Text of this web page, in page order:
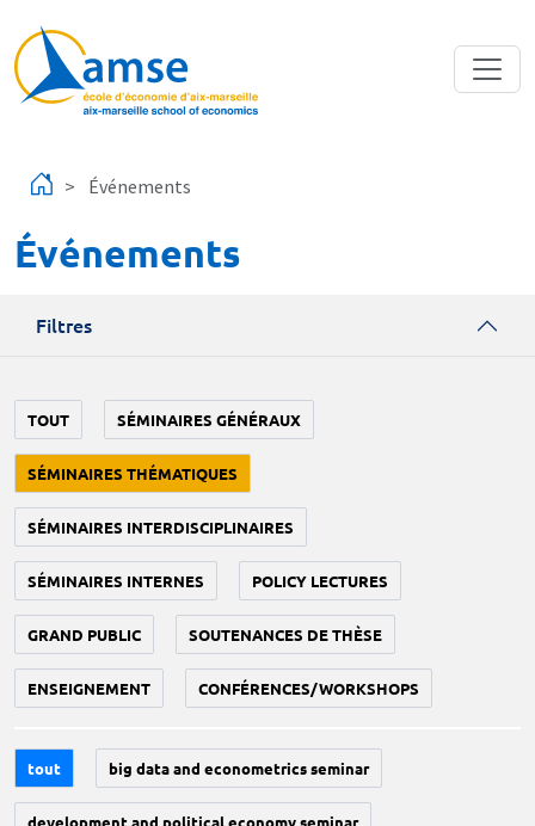
Événements
Événements
Filtres
TOUT SÉMINAIRES GÉNÉRAUX
SÉMINAIRES THÉMATIQUES
SÉMINAIRES INTERDISCIPLINAIRES
SÉMINAIRES INTERNES POLICY LECTURES
GRAND PUBLIC SOUTENANCES DE THÈSE
ENSEIGNEMENT CONFÉRENCES/WORKSHOPS
tout big data and econometrics seminar
development and political economy seminar